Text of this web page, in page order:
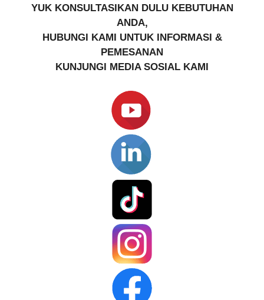
YUK KONSULTASIKAN DULU KEBUTUHAN
ANDA,
HUBUNGI KAMI UNTUK INFORMASI &
PEMESANAN
KUNJUNGI MEDIA SOSIAL KAMI